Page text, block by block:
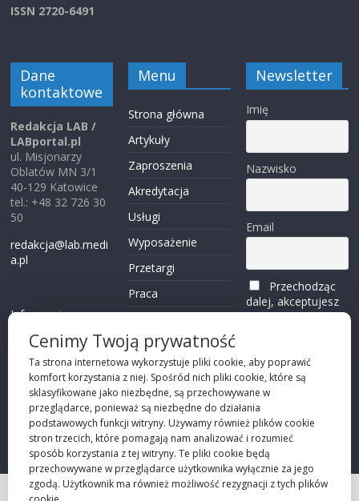
ISSN 2720-6491
Dane
kontaktowe
Redakcja LAB /
LABportal.pl
ul. Misjonarzy
Oblatów MN 3/1
40-129 Katowice
tel.: +48 32 726 30
50
redakcja@lab.medi
a.pl
Informacje o
Przechodząc dalej,
akceptujeszpolity
kę prywatności
Menu
Strona główna
Artykuły
Zaproszenia
Akredytacja
Usługi
Wyposażenie
Przetargi
Praca
Kontakt
Newsletter
Imię
Nazwisko
Email
Przechodząc
dalej, akceptujesz
politykę
Cenimy Twoją prywatność
Ta strona internetowa wykorzystuje pliki cookie, aby poprawić
komfort korzystania z niej. Spośród nich pliki cookie, które są
sklasyfikowane jako niezbędne, są przechowywane w
przeglądarce, ponieważ są niezbędne do działania
podstawowych funkcji witryny. Używamy również plików cookie
stron trzecich, które pomagają nam analizować i rozumieć
sposób korzystania z tej witryny. Te pliki cookie będą
przechowywane w przeglądarce użytkownika wyłącznie za jego
zgodą. Użytkownik ma również możliwość rezygnacji z tych plików